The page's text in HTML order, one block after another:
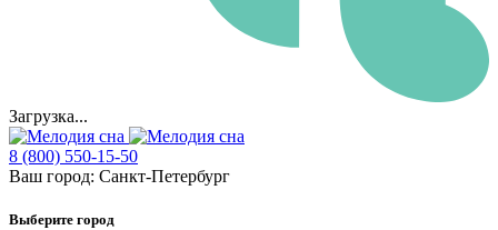
Загрузка...
8 (800) 550-15-50
Ваш город: Санкт-Петербург
Выберите город